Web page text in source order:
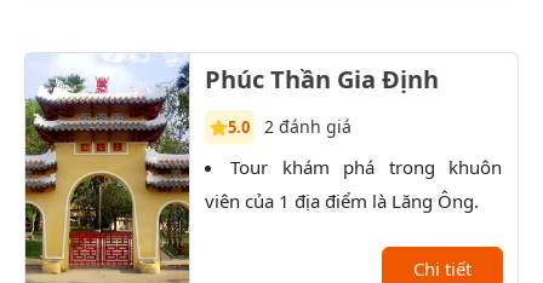
Phúc Thần Gia Định
5.0 2 đánh giá
Tour khám phá trong khuôn
viên của 1 địa điểm là Lăng Ông.
Chi tiết